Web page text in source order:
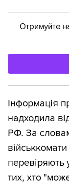
Отримуйте
Інформація
надходила
РФ. За
перевіряють
тих, хто